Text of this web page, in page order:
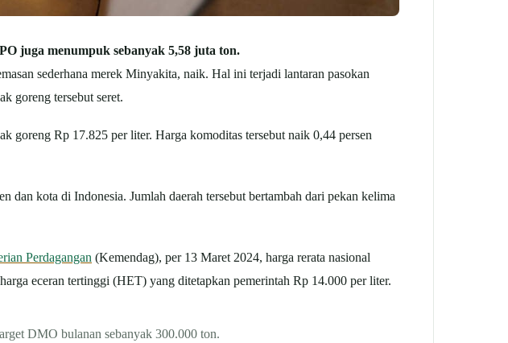
juga menumpuk sebanyak 5,58 juta ton.
sederhana merek Minyakita, naik. Hal ini terjadi lantaran pasokan
goreng tersebut seret.
goreng Rp 17.825 per liter. Harga komoditas tersebut naik 0,44 persen
dan kota di Indonesia. Jumlah daerah tersebut bertambah dari pekan kelima
Perdagangan (Kemendag), per 13 Maret 2024, harga rerata nasional
eceran tertinggi (HET) yang ditetapkan pemerintah Rp 14.000 per liter.
DMO bulanan sebanyak 300.000 ton.